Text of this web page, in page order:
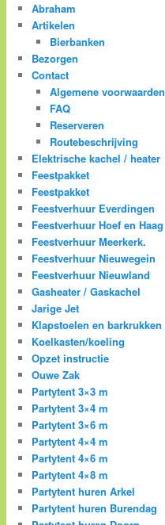
Abraham
Artikelen
Bierbanken
Bezorgen
Contact
Algemene voorwaarden
FAQ
Reserveren
Routebeschrijving
Elektrische kachel / heater
Feestpakket
Feestpakket
Feestverhuur Everdingen
Feestverhuur Hoef en Haag
Feestverhuur Meerkerk.
Feestverhuur Nieuwegein
Feestverhuur Nieuwland
Gasheater / Gaskachel
Jarige Jet
Klapstoelen en barkrukken
Koelkasten/koeling
Opzet instructie
Ouwe Zak
Partytent 3×3 m
Partytent 3×4 m
Partytent 3×6 m
Partytent 4×4 m
Partytent 4×6 m
Partytent 4×8 m
Partytent huren Arkel
Partytent huren Burendag